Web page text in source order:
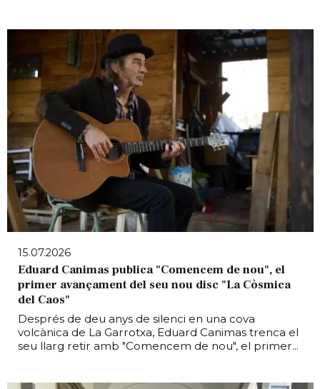
15.07.2026
Eduard Canimas publica "Comencem de nou", el
primer avançament del seu nou disc "La Còsmica
del Caos"
Després de deu anys de silenci en una cova
volcànica de La Garrotxa, Eduard Canimas trenca el
seu llarg retir amb "Comencem de nou", el primer...